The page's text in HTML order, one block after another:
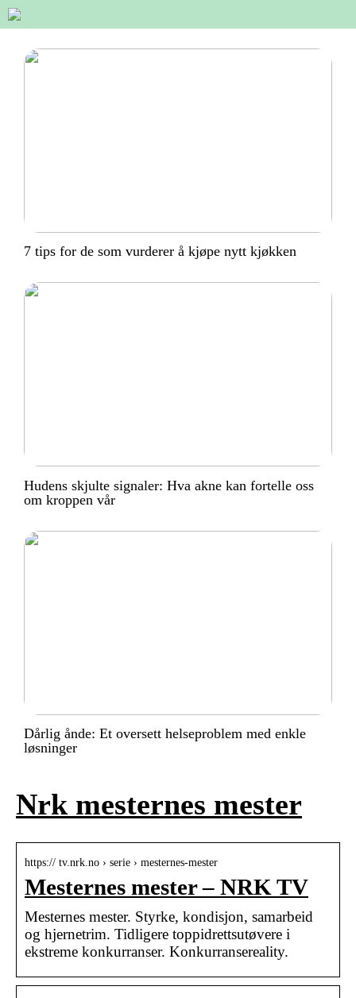
7 tips for de som vurderer å kjøpe nytt kjøkken
Hudens skjulte signaler: Hva akne kan fortelle oss
om kroppen vår
Dårlig ånde: Et oversett helseproblem med enkle
løsninger
Nrk mesternes mester
https:// tv.nrk.no › serie › mesternes-mester
Mesternes mester – NRK TV
Mesternes mester. Styrke, kondisjon, samarbeid
og hjernetrim. Tidligere toppidrettsutøvere i
ekstreme konkurranser. Konkurransereality.